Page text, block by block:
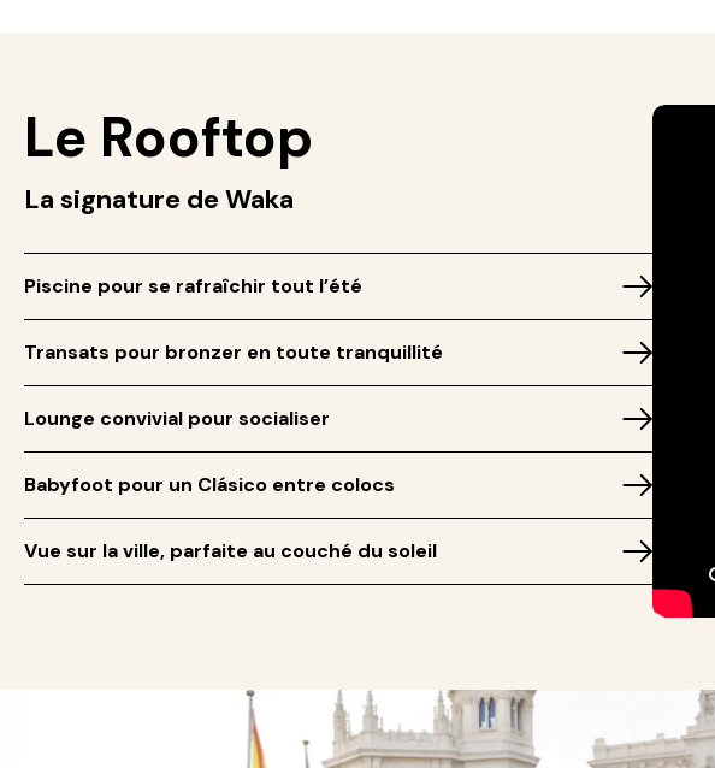
Le Rooftop
La signature de Waka
Piscine pour se rafraîchir tout l’été
Transats pour bronzer en toute tranquillité
Lounge convivial pour socialiser
Babyfoot pour un Clásico entre colocs
Vue sur la ville, parfaite au couché du soleil